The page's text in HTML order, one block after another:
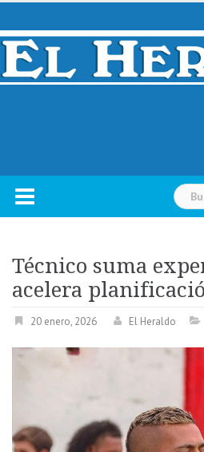
Skip
content
Buscar:
Técnico suma
acelera
20 enero, 2026 El Heraldo